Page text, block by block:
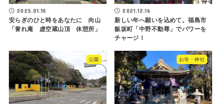
2025.01.10
安らぎのひと時をあなたに 向山
「誉れ庵 虚空蔵山頂 休憩所」
2021.12.16
新しい年へ願いを込めて。福島市
飯坂町「中野不動尊」でパワーを
チャージ！
公園 お寺・神社